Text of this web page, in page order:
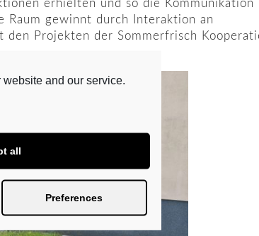
erhielten und so die Kommunikation
gewinnt durch Interaktion an
Projekten der Sommerfrisch
and our service.
all
Preferences